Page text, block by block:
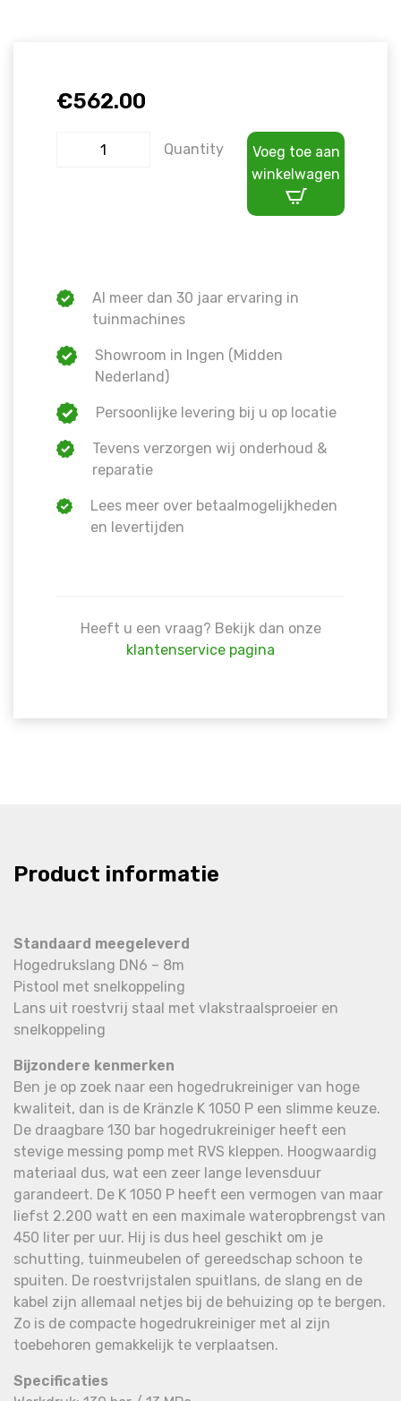
€562.00
Quantity
Voeg toe aan
winkelwagen
Al meer dan 30 jaar ervaring in
tuinmachines
Showroom in Ingen (Midden
Nederland)
Persoonlijke levering bij u op locatie
Tevens verzorgen wij onderhoud &
reparatie
Lees meer over betaalmogelijkheden
en levertijden
Heeft u een vraag? Bekijk dan onze
klantenservice pagina
Product informatie
Standaard meegeleverd
Hogedrukslang DN6 – 8m
Pistool met snelkoppeling
Lans uit roestvrij staal met vlakstraalsproeier en
snelkoppeling
Bijzondere kenmerken
Ben je op zoek naar een hogedrukreiniger van hoge
kwaliteit, dan is de Kränzle K 1050 P een slimme keuze.
De draagbare 130 bar hogedrukreiniger heeft een
stevige messing pomp met RVS kleppen. Hoogwaardig
materiaal dus, wat een zeer lange levensduur
garandeert. De K 1050 P heeft een vermogen van maar
liefst 2.200 watt en een maximale wateropbrengst van
450 liter per uur. Hij is dus heel geschikt om je
schutting, tuinmeubelen of gereedschap schoon te
spuiten. De roestvrijstalen spuitlans, de slang en de
kabel zijn allemaal netjes bij de behuizing op te bergen.
Zo is de compacte hogedrukreiniger met al zijn
toebehoren gemakkelijk te verplaatsen.
Specificaties